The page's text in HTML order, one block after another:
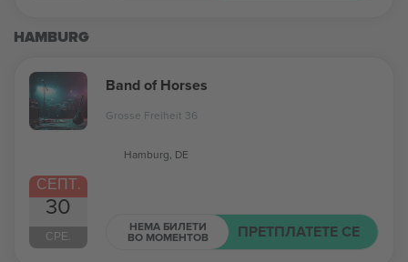
HAMBURG
СЕПТ.
30
СРЕ.
Band of Horses
Grosse Freiheit 36
Hamburg, DE
НЕМА БИЛЕТИ
ВО МОМЕНТОВ ПРЕТПЛАТЕТЕ СЕ